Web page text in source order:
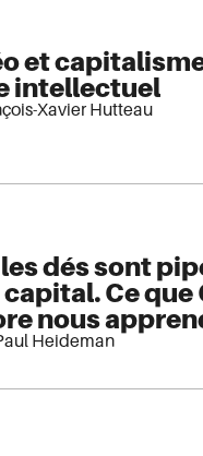
et
intellectuel
Xavier Hutteau
dés sont
Ce que
nous
Heideman